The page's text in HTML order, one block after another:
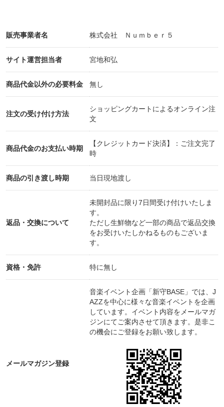
販売事業者名 株式会社 Ｎｕｍｂｅｒ５
サイト運営担当者 宮地和弘
商品代金以外の必要料金 無し
注文の受け付け方法
ショッピングカートによるオンライン注
文
商品代金のお支払い時期
【クレジットカード決済】：ご注文完了
時
商品の引き渡し時期 当日現地渡し
返品・交換について
未開封品に限り7日間受け付けいたしま
す。
ただし生鮮物など一部の商品で返品交換
をお受けいたしかねるものもございま
す。
資格・免許 特に無し
メールマガジン登録
音楽イベント企画「新守BASE」では、J
AZZを中心に様々な音楽イベントを企画
しています。イベント内容をメールマガ
ジンにてご案内させて頂きます。是非こ
の機会にご登録をお願い致します。